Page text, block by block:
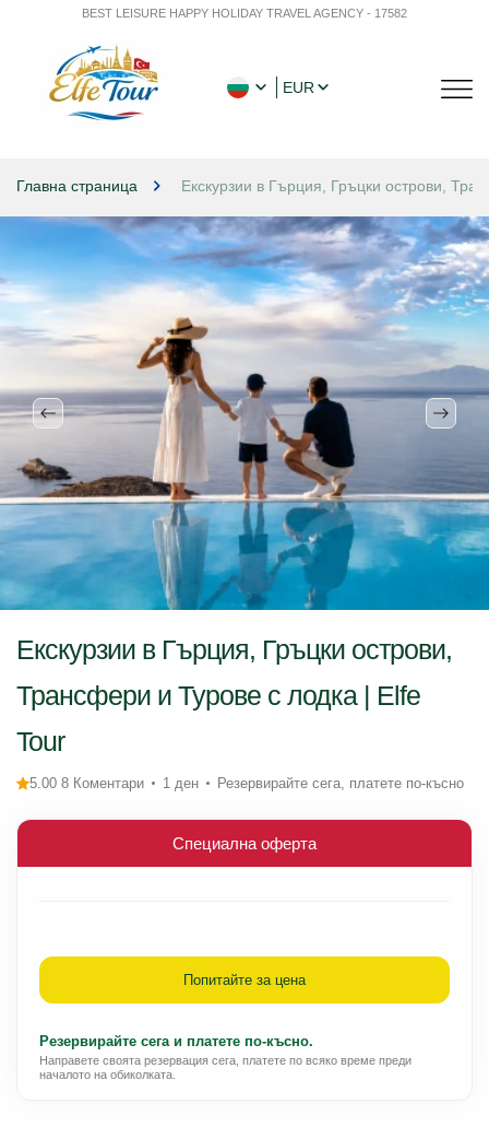
BEST LEISURE HAPPY HOLIDAY TRAVEL AGENCY - 17582
EUR
Главна страница Екскурзии в Гърция, Гръцки острови,
Екскурзии в Гърция, Гръцки острови,
Трансфери и Турове с лодка | Elfe
Tour
5.00 8 Коментари 1 ден Резервирайте сега, платете по-късно
Специална оферта
Попитайте за цена
Резервирайте сега и платете по-късно.
Направете своята резервация сега, платете по всяко време преди
началото на обиколката.